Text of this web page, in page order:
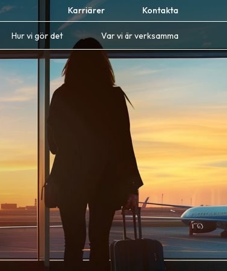
Karriärer Kontakta
Hur vi gör det Var vi är verksamma